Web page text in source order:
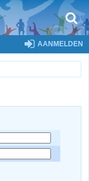
AANMELDEN